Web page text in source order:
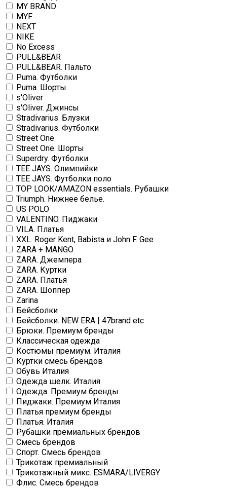
MY BRAND
MYF
NEXT
NIKE
No Excess
PULL&BEAR
PULL&BEAR. Пальто
Puma. Футболки
Puma. Шорты
s'Oliver
s'Oliver. Джинсы
Stradivarius. Блузки
Stradivarius. Футболки
Street One
Street One. Шорты
Superdry. Футболки
TEE JAYS. Олимпийки
TEE JAYS. Футболки поло
TOP LOOK/AMAZON essentials. Рубашки
Triumph. Нижнее белье.
US POLO
VALENTINO. Пиджаки
VILA. Платья
XXL. Roger Kent, Babista и John F. Gee
ZARA + MANGO
ZARA. Джемпера
ZARA. Куртки
ZARA. Платья
ZARA. Шоппер
Zarina
Бейсболки
Бейсболки. NEW ERA | 47brand etc
Брюки. Премиум бренды
Классическая одежда
Костюмы премиум. Италия
Куртки смесь брендов
Обувь Италия
Одежда шелк. Италия
Одежда. Премиум бренды
Пиджаки. Премиум Италия
Платья премиум бренды
Платья. Италия
Рубашки премиальных брендов
Смесь брендов
Спорт. Смесь брендов
Трикотаж премиальный
Трикотажный микс. ESMARA/LIVERGY
Флис. Смесь брендов